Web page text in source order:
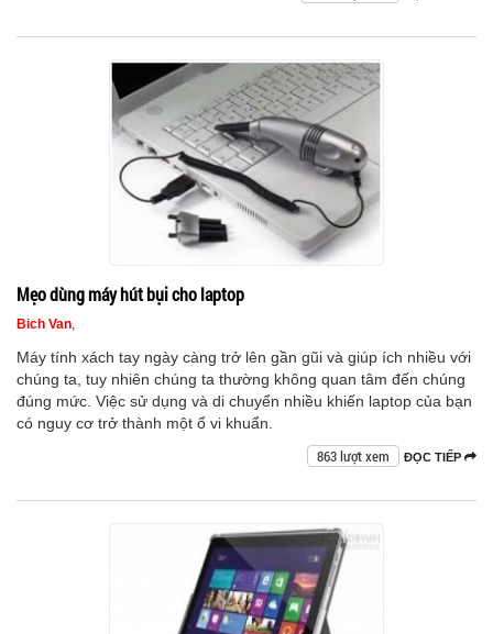
Mẹo dùng máy hút bụi cho laptop
Bich Van,
Máy tính xách tay ngày càng trở lên gần gũi và giúp ích nhiều với
chúng ta, tuy nhiên chúng ta thường không quan tâm đến chúng
đúng mức. Việc sử dụng và di chuyển nhiều khiến laptop của bạn
có nguy cơ trở thành một ổ vi khuẩn.
ĐỌC TIẾP
863 lượt xem